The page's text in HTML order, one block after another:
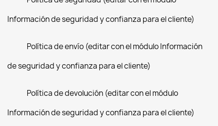
Información de seguridad y confianza para el cliente)
Política de envío (editar con el módulo Información
de seguridad y confianza para el cliente)
Política de devolución (editar con el módulo
Información de seguridad y confianza para el cliente)